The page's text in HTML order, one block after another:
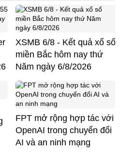
XSMB 6/8 - Kết quả xổ số
miền Bắc hôm nay thứ
Năm ngày 6/8/2026
FPT mở rộng hợp tác với
OpenAI trong chuyển đổi
AI và an ninh mạng